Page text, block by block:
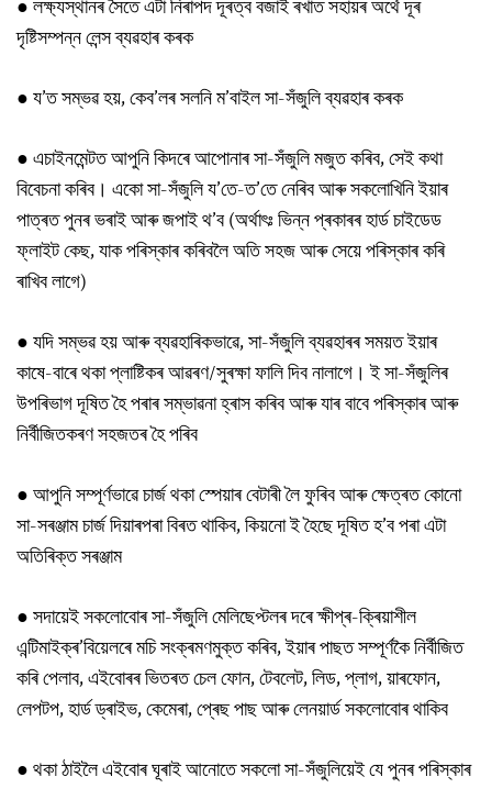
● লক্ষ্যস্থানৰ সৈতে এটা নিৰাপদ দূৰত্ব বজাই ৰখাত সহায়ৰ অৰ্থে দূৰ
দৃষ্টিসম্পন্ন লেন্স ব্যৱহাৰ কৰক
● য’ত সম্ভৱ হয়, কেব’লৰ সলনি ম’বাইল সা-সঁজুলি ব্যৱহাৰ কৰক
● এচাইনমেন্টত আপুনি কিদৰে আপোনাৰ সা-সঁজুলি মজুত কৰিব, সেই কথা
বিবেচনা কৰিব। একো সা-সঁজুলি য’তে-ত’তে নেৰিব আৰু সকলোখিনি ইয়াৰ
পাত্ৰত পুনৰ ভৰাই আৰু জপাই থ’ব (অৰ্থাৎঃ ভিন্ন প্ৰকাৰৰ হাৰ্ড চাইডেড
ফ্লাইট কেছ, যাক পৰিস্কাৰ কৰিবলৈ অতি সহজ আৰু সেয়ে পৰিস্কাৰ কৰি
ৰাখিব লাগে)
● যদি সম্ভৱ হয় আৰু ব্যৱহাৰিকভাৱে, সা-সঁজুলি ব্যৱহাৰৰ সময়ত ইয়াৰ
কাষে-বাৰে থকা প্লাষ্টিকৰ আৱৰণ/সুৰক্ষা ফালি দিব নালাগে। ই সা-সঁজুলিৰ
উপৰিভাগ দূষিত হৈ পৰাৰ সম্ভাৱনা হ্ৰাস কৰিব আৰু যাৰ বাবে পৰিস্কাৰ আৰু
নিৰ্বীজিতকৰণ সহজতৰ হৈ পৰিব
● আপুনি সম্পূৰ্ণভাৱে চাৰ্জ থকা স্পেয়াৰ বেটাৰী লৈ ফুৰিব আৰু ক্ষেত্ৰত কোনো
সা-সৰঞ্জাম চাৰ্জ দিয়াৰপৰা বিৰত থাকিব, কিয়নো ই হৈছে দূষিত হ’ব পৰা এটা
অতিৰিক্ত সৰঞ্জাম
●সদায়েই সকলোবোৰ সা-সঁজুলি মেলিছেপ্টলৰ দৰে ক্ষীপ্ৰ-ক্ৰিয়াশীল
এন্টিমাইক্ৰ’বিয়েলৰে মচি সংক্ৰমণমুক্ত কৰিব, ইয়াৰ পাছত সম্পূৰ্ণকৈ নিৰ্বীজিত
কৰি পেলাব, এইবোৰৰ ভিতৰত চেল ফোন, টেবলেট, লিড, প্লাগ, য়াৰফোন,
লেপটপ, হাৰ্ড ড্ৰাইভ, কেমেৰা, প্ৰেছ পাছ আৰু লেনয়াৰ্ড সকলোবোৰ থাকিব
●থকা ঠাইলৈ এইবোৰ ঘূৰাই আনোতে সকলো সা-সঁজুলিয়েই যে পুনৰ পৰিস্কাৰ